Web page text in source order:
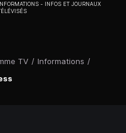
TV / Informations /
INFOS ET JOURNAUX